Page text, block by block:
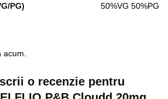
PG) 50%VG 50%PG
o recenzie pentru